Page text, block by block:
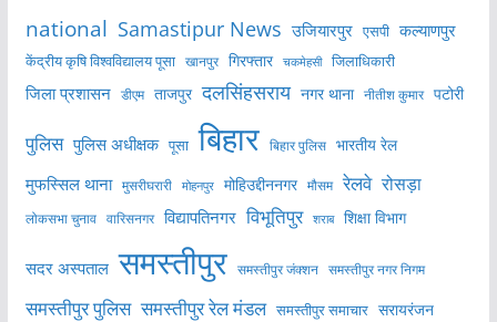
national Samastipur News उजियारपुर एसपी कल्याणपुर
केंद्रीय कृषि विश्वविद्यालय पूसा खानपुर गिरफ्तार चकमेहसी जिलाधिकारी
जिला प्रशासन डीएम ताजपुर दलसिंहसराय नगर थाना नीतीश कुमार पटोरी
पुलिस पुलिस अधीक्षक पूसा बिहार बिहार पुलिस भारतीय रेल
मुफस्सिल थाना मुसरीघरारी मोहनपुर मोहिउद्दीननगर मौसम रेलवे रोसड़ा
लोकसभा चुनाव वारिसनगर विद्यापतिनगर विभूतिपुर शराब शिक्षा विभाग
सदर अस्पताल समस्तीपुर समस्तीपुर जंक्शन समस्तीपुर नगर निगम
समस्तीपुर पुलिस समस्तीपुर रेल मंडल समस्तीपुर समाचार सरायरंजन